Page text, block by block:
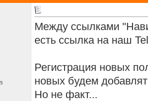
Между ссылками
есть ссылка на наш
Регистрация новых
новых будем
Но не факт...